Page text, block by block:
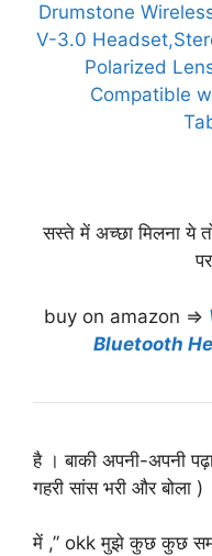
Drumstone
V-3.0
Polarized
Compatible
सस्ते में अच्छा मिलना ये
buy on amazon ⇒
Bluetooth
है । बाकी अपनी-अपनी
गहरी सांस भरी और बोला )
में ,” okk मुझे कुछ कुछ